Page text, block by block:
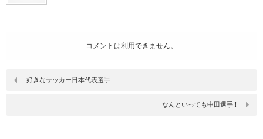
コメントは利用できません。
好きなサッカー日本代表選手
なんといっても中田選手!!